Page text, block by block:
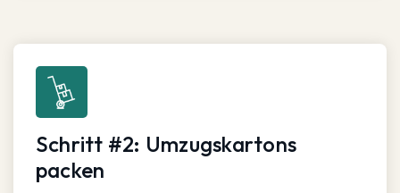
Schritt #2: Umzugskartons
packen